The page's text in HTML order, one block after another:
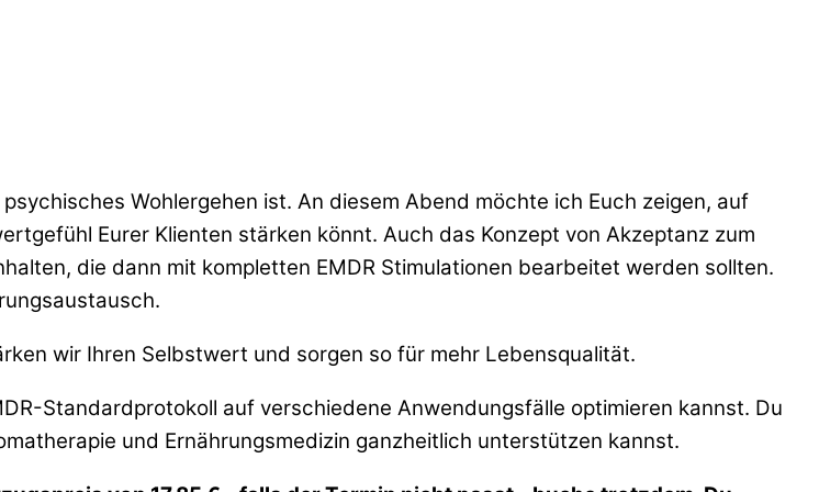
Wohlergehen ist. An diesem Abend möchte ich Euch zeigen, auf
Eurer Klienten stärken könnt. Auch das Konzept von Akzeptanz zum
die dann mit kompletten EMDR Stimulationen bearbeitet werden sollten.
wir Ihren Selbstwert und sorgen so für mehr Lebensqualität.
Standardprotokoll auf verschiedene Anwendungsfälle optimieren kannst. Du
und Ernährungsmedizin ganzheitlich unterstützen kannst.